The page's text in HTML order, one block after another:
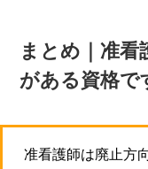
まとめ｜准
がある資格で
准看護師は廃止方